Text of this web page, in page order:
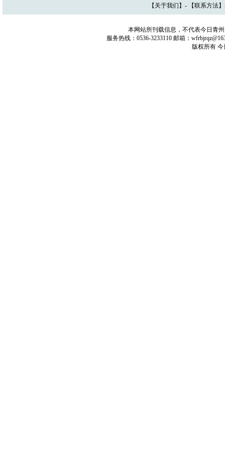
【 关于我们 】- 【联系方法
本网站所刊载信息，不代表今日青
服务热线：0536-3233110 邮箱：
版权所有 今